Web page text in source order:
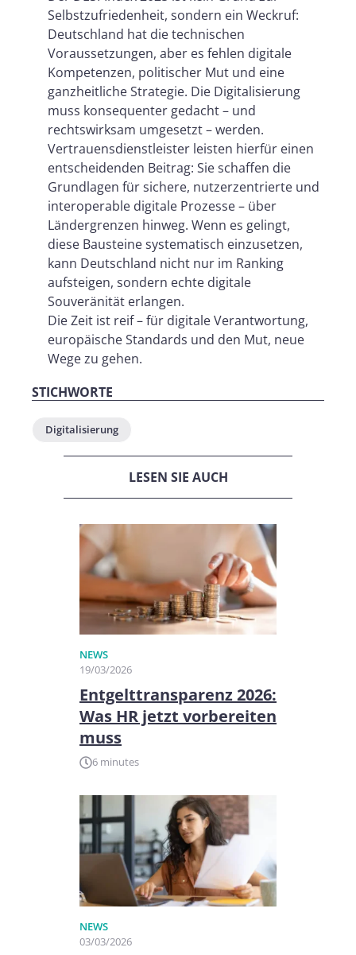
Selbstzufriedenheit, sondern ein Weckruf:
Deutschland hat die technischen
Voraussetzungen, aber es fehlen digitale
Kompetenzen, politischer Mut und eine
ganzheitliche Strategie. Die Digitalisierung
muss konsequenter gedacht – und
rechtswirksam umgesetzt – werden.
Vertrauensdienstleister leisten hierfür einen
entscheidenden Beitrag: Sie schaffen die
Grundlagen für sichere, nutzerzentrierte und
interoperable digitale Prozesse – über
Ländergrenzen hinweg. Wenn es gelingt,
diese Bausteine systematisch einzusetzen,
kann Deutschland nicht nur im Ranking
aufsteigen, sondern echte digitale
Souveränität erlangen.
Die Zeit ist reif – für digitale Verantwortung,
europäische Standards und den Mut, neue
Wege zu gehen.
STICHWORTE
Digitalisierung
LESEN SIE AUCH
NEWS
19/03/2026
Entgelttransparenz 2026:
Was HR jetzt vorbereiten
muss
6 minutes
NEWS
03/03/2026